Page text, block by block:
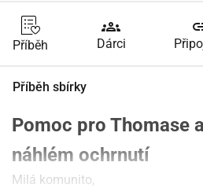
Příběh
groups
Dárci
Příběh sbírky
Pomoc pro Thomase
náhlém ochrnutí
Milá komunito,